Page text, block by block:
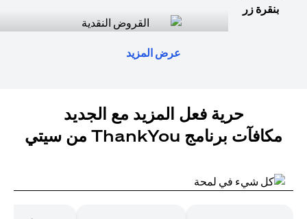
بنقرة زر
عرض المزيد
حرية فعل المزيد مع الجديد
مكافآت برنامج ThankYou من سيتي